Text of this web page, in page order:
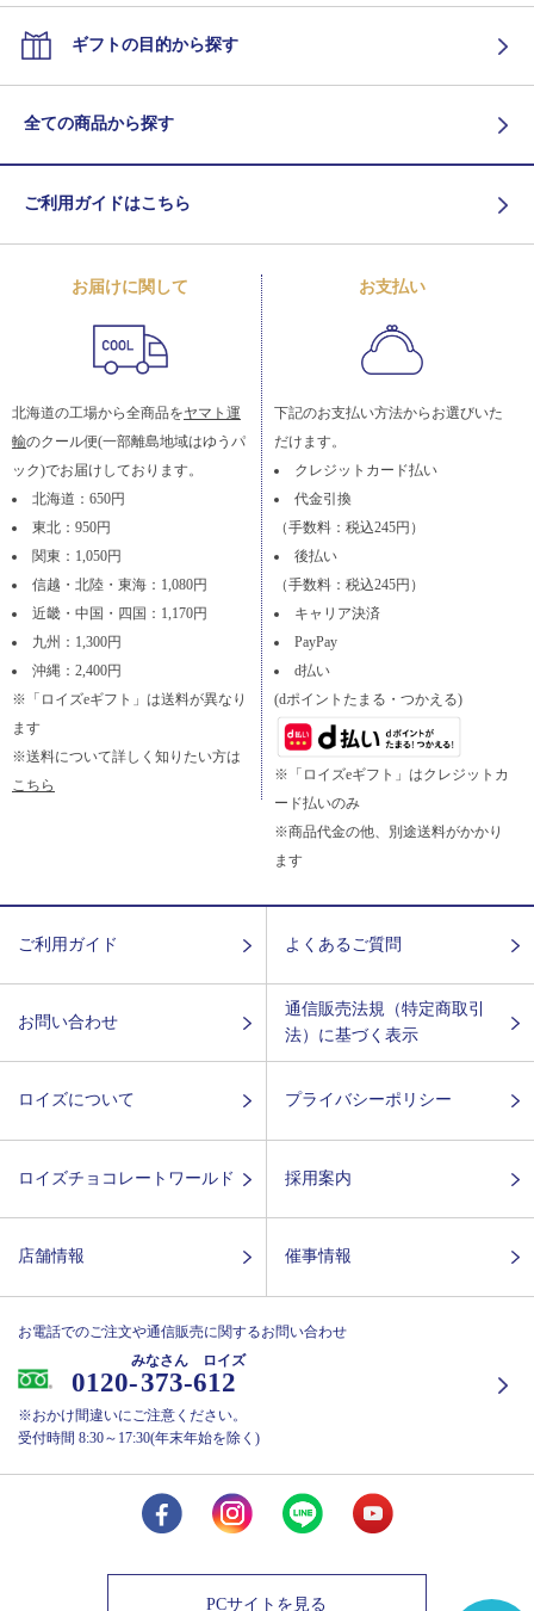
ギフトの目的から探す
全ての商品から探す
ご利用ガイドはこちら
お届けに関して
北海道の工場から全商品をヤマト運
輸のクール便(一部離島地域はゆうパ
ック)でお届けしております。
北海道：650円
東北：950円
関東：1,050円
信越・北陸・東海：1,080円
近畿・中国・四国：1,170円
九州：1,300円
沖縄：2,400円
※「ロイズeギフト」は送料が異なり
ます
※送料について詳しく知りたい方は
こちら
お支払い
下記のお支払い方法からお選びいた
だけます。
クレジットカード払い
代金引換
（手数料：税込245円）
後払い
（手数料：税込245円）
キャリア決済
PayPay
d払い
(dポイントたまる・つかえる)
※「ロイズeギフト」はクレジットカ
ード払いのみ
※商品代金の他、別途送料がかかり
ます
ご利用ガイド よくあるご質問
お問い合わせ
通信販売法規（特定商取引
法）に基づく表示
ロイズについて プライバシーポリシー
ロイズチョコレートワールド 採用案内
店舗情報 催事情報
お電話でのご注文や通信販売に関するお問い合わせ
0120-373-612
みなさん ロイズ
※おかけ間違いにご注意ください。
受付時間 8:30～17:30(年末年始を除く)
PCサイトを見る